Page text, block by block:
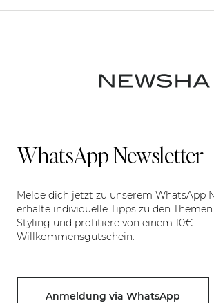
WhatsApp Newsletter
Melde dich jetzt zu unserem WhatsApp
erhalte individuelle Tipps zu den
Styling und profitiere von einem 10€
Willkommensgutschein.
Anmeldung via WhatsApp